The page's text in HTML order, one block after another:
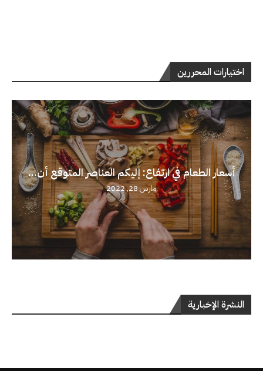
اختيارات المحررين
أسعار الطعام في ارتفاع: إليكم العناصر المتوقع أن...
مارس 28, 2022
النشرة الإخبارية